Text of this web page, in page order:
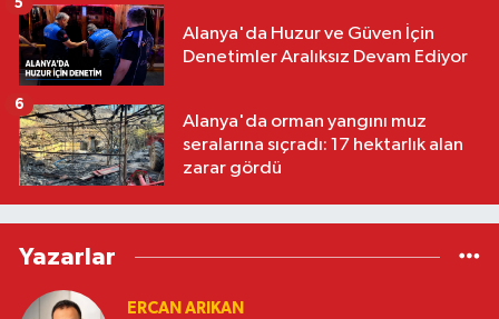
Alanya'da Huzur ve Güven İçin
Denetimler Aralıksız Devam Ediyor
5
Alanya'da orman yangını muz
seralarına sıçradı: 17 hektarlık alan
zarar gördü
6
Yazarlar
ERCAN ARIKAN